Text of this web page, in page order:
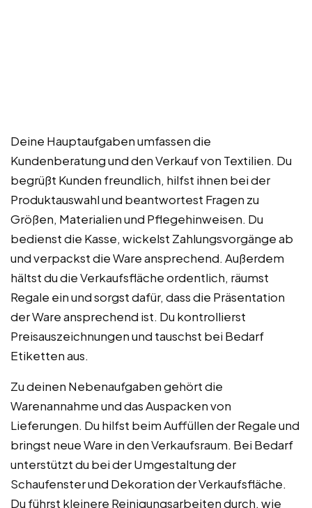
Deine Hauptaufgaben umfassen die
Kundenberatung und den Verkauf von Textilien. Du
begrüßt Kunden freundlich, hilfst ihnen bei der
Produktauswahl und beantwortest Fragen zu
Größen, Materialien und Pflegehinweisen. Du
bedienst die Kasse, wickelst Zahlungsvorgänge ab
und verpackst die Ware ansprechend. Außerdem
hältst du die Verkaufsfläche ordentlich, räumst
Regale ein und sorgst dafür, dass die Präsentation
der Ware ansprechend ist. Du kontrollierst
Preisauszeichnungen und tauschst bei Bedarf
Etiketten aus.
Zu deinen Nebenaufgaben gehört die
Warenannahme und das Auspacken von
Lieferungen. Du hilfst beim Auffüllen der Regale und
bringst neue Ware in den Verkaufsraum. Bei Bedarf
unterstützt du bei der Umgestaltung der
Schaufenster und Dekoration der Verkaufsfläche.
Du führst kleinere Reinigungsarbeiten durch, wie